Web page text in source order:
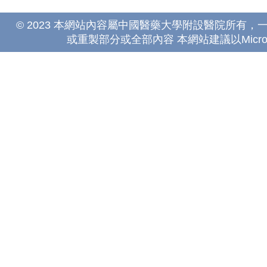
© 2023 本網站內容屬中國醫藥大學附設醫院所有，
或重製部分或全部內容 本網站建議以